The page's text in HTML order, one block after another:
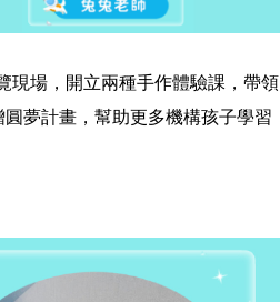
現場，開立兩種手作體驗課，帶領
夢計畫，幫助更多機構孩子學習